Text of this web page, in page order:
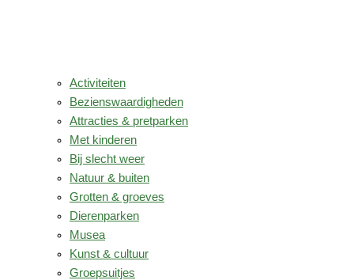
Activiteiten
Bezienswaardigheden
Attracties & pretparken
Met kinderen
Bij slecht weer
Natuur & buiten
Grotten & groeves
Dierenparken
Musea
Kunst & cultuur
Groepsuitjes